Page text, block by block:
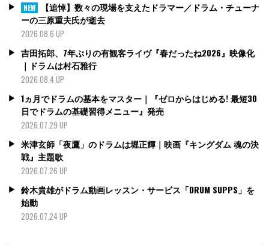
NEW
【追悼】数々の現場を支えたドラマー／ドラム・チューナ
ーの三原重夫氏が逝去
2026.08.6 UP
吉田拓郎、7年ぶりの有観客ライヴ『春だったね2026』映像化
｜ドラムは村石雅行
2026.08.4 UP
1ヵ月でドラムの基本をマスター｜『ゼロからはじめる! 最短30
日でドラムの基礎習得メニュー』発売
2026.07.29 UP
米津玄師「夜鷹」のドラムは堀正輝｜映画『キングダム 魂の決
戦』主題歌
2026.07.26 UP
鈴木貴雄がドラム動画レッスン・サービス「DRUM SUPPS」を
始動
2026.07.24 UP